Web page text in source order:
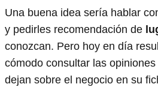
Una buena idea sería hablar
y pedirles recomendación de
conozcan. Pero hoy en día
cómodo consultar las
dejan sobre el negocio en su